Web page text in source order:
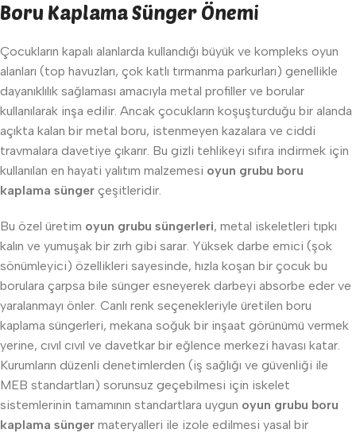
Boru Kaplama Sünger Önemi
Çocukların kapalı alanlarda kullandığı büyük ve kompleks oyun
alanları (top havuzları, çok katlı tırmanma parkurları) genellikle
dayanıklılık sağlaması amacıyla metal profiller ve borular
kullanılarak inşa edilir. Ancak çocukların koşuşturduğu bir alanda
açıkta kalan bir metal boru, istenmeyen kazalara ve ciddi
travmalara davetiye çıkarır. Bu gizli tehlikeyi sıfıra indirmek için
kullanılan en hayati yalıtım malzemesi oyun grubu boru
kaplama sünger çeşitleridir.
Bu özel üretim oyun grubu süngerleri, metal iskeletleri tıpkı
kalın ve yumuşak bir zırh gibi sarar. Yüksek darbe emici (şok
sönümleyici) özellikleri sayesinde, hızla koşan bir çocuk bu
borulara çarpsa bile sünger esneyerek darbeyi absorbe eder ve
yaralanmayı önler. Canlı renk seçenekleriyle üretilen boru
kaplama süngerleri, mekana soğuk bir inşaat görünümü vermek
yerine, cıvıl cıvıl ve davetkar bir eğlence merkezi havası katar.
Kurumların düzenli denetimlerden (iş sağlığı ve güvenliği ile
MEB standartları) sorunsuz geçebilmesi için iskelet
sistemlerinin tamamının standartlara uygun oyun grubu boru
kaplama sünger materyalleri ile izole edilmesi yasal bir